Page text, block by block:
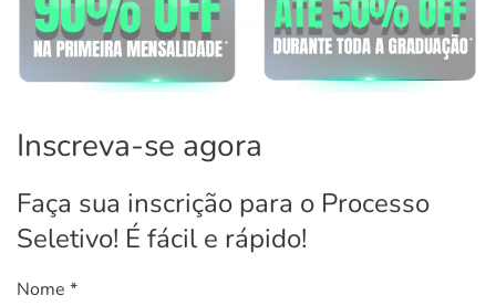
Inscreva-se agora
Faça sua inscrição para o Processo
Seletivo! É fácil e rápido!
Nome *